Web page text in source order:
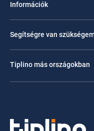
Információk
Segítségre van
Tiplino más országokban